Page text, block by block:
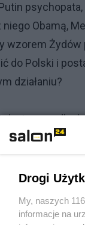
Obamą,
wzorem
do Polski i
działaniu?
wypadku
Tu 154-M nr
przekonywał,
zdarzenia
Drogi
My, naszych
informacje na